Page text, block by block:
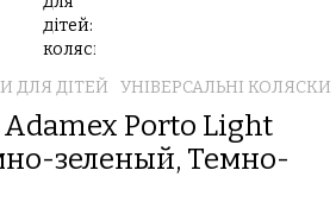
ДЛЯ ДІТЕЙ УНІВЕРСАЛЬНІ КОЛЯСКИ
Adamex Porto Light
зеленый, Темно-